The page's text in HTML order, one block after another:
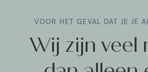
VOOR HET GEVAL DAT JE JE
Wij zijn veel